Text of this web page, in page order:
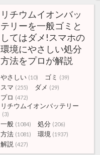
リチウムイオンバッ
テリーを一般ゴミと
してはダメ!スマホの
環境にやさしい処分
方法をプロが解説
やさしい (10) ゴミ (39)
スマ (255) ダメ (29)
プロ (472)
リチウムイオンバッテリー
(3)
一般 (1084) 処分 (206)
方法 (1081) 環境 (1937)
解説 (427)